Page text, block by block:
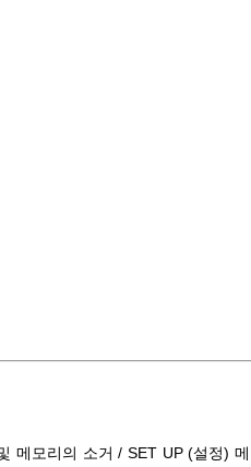
메모리의 소거 / SET UP (설정)